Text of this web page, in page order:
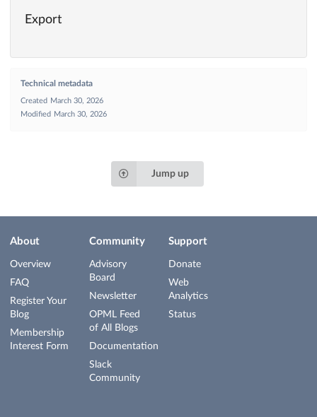
Export
Technical metadata
Created
March 30, 2026
Modified
March 30, 2026
Jump up
About
Overview
FAQ
Register Your
Blog
Membership
Interest Form
Community
Advisory
Board
Newsletter
OPML Feed
of All Blogs
Documentation
Slack
Community
Support
Donate
Web
Analytics
Status